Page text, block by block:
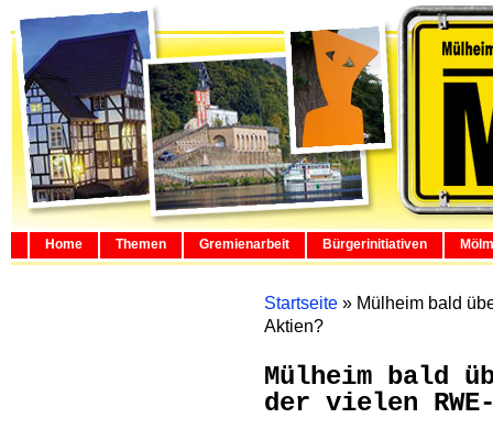
Home Themen Gremienarbeit Bürgerinitiativen
Startseite » Mülheim bald
Aktien?
Mülheim bald
der vielen